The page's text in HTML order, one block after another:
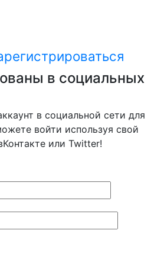
в социальных
в социальной сети для
войти используя свой
или Twitter!